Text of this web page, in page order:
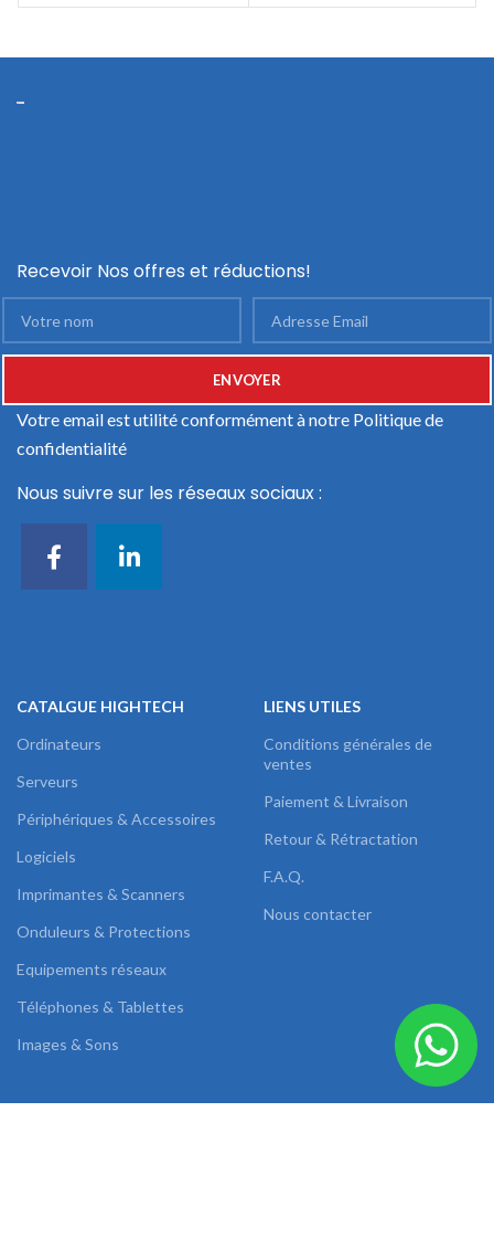
Recevoir Nos offres et réductions!
Votre email est utilité conformément à notre Politique de
confidentialité
Nous suivre sur les réseaux sociaux :
CATALGUE HIGHTECH
Ordinateurs
Serveurs
Périphériques & Accessoires
Logiciels
Imprimantes & Scanners
Onduleurs & Protections
Equipements réseaux
Téléphones & Tablettes
Images & Sons
LIENS UTILES
Conditions générales de
ventes
Paiement & Livraison
Retour & Rétractation
F.A.Q.
Nous contacter